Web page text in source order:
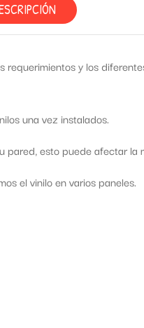
y los
una vez instalados.
esto puede afectar la
el vinilo en varios paneles.